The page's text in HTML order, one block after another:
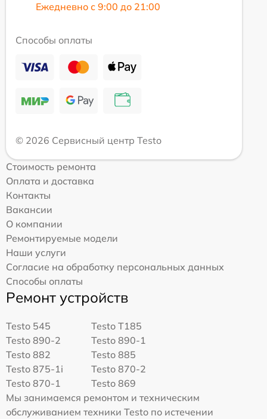
Ежедневно с 9:00 до 21:00
Способы оплаты
© 2026 Сервисный центр Testo
Стоимость ремонта
Оплата и доставка
Контакты
Вакансии
О компании
Ремонтируемые модели
Наши услуги
Согласие на обработку персональных данных
Способы оплаты
Ремонт устройств
Testo 545
Testo T185
Testo 890-2
Testo 890-1
Testo 882
Testo 885
Testo 875-1i
Testo 870-2
Testo 870-1
Testo 869
Мы занимаемся ремонтом и техническим
обслуживанием техники Testo по истечении